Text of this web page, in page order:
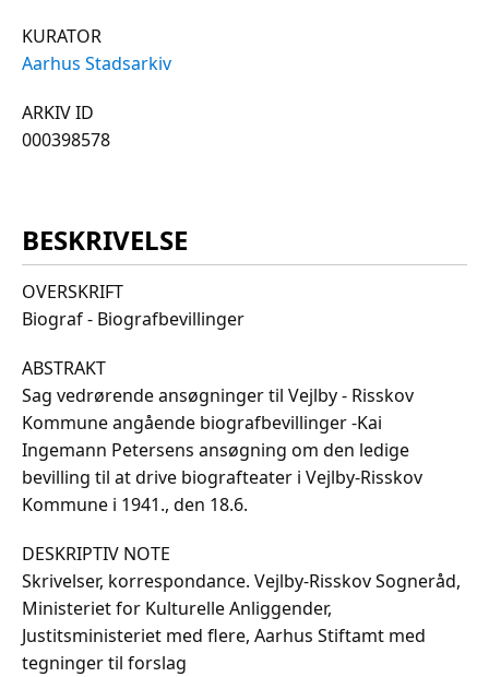
KURATOR
Aarhus Stadsarkiv
ARKIV ID
000398578
BESKRIVELSE
OVERSKRIFT
Biograf - Biografbevillinger
ABSTRAKT
Sag vedrørende ansøgninger til Vejlby - Risskov
Kommune angående biografbevillinger -Kai
Ingemann Petersens ansøgning om den ledige
bevilling til at drive biografteater i Vejlby-Risskov
Kommune i 1941., den 18.6.
DESKRIPTIV NOTE
Skrivelser, korrespondance. Vejlby-Risskov Sogneråd,
Ministeriet for Kulturelle Anliggender,
Justitsministeriet med flere, Aarhus Stiftamt med
tegninger til forslag